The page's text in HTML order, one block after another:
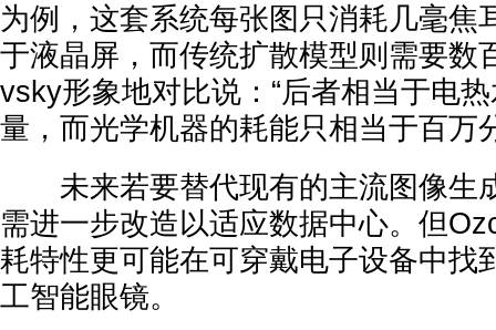
为例，这套系统每张图只消耗几毫焦
于液晶屏，而传统扩散模型则需要数
vsky形象地对比说：“后者相当于电
量，而光学机器的耗能只相当于百万
未来若要替代现有的主流图像生
需进一步改造以适应数据中心。但
耗特性更可能在可穿戴电子设备中找
工智能眼镜。